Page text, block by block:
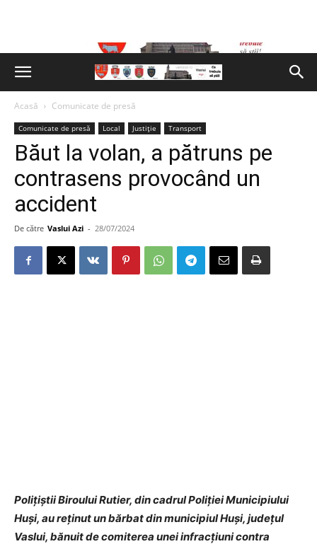
Acasă Comunicate de presă
Comunicate de presă Local Justiție Transport
Băut la volan, a pătruns pe
contrasens provocând un
accident
De către Vaslui Azi - 28/07/2024
Polițiștii Biroului Rutier, din cadrul Poliției Municipiului
Huși, au reținut un bărbat din municipiul Huși, județul
Vaslui, bănuit de comiterea unei infracțiuni contra